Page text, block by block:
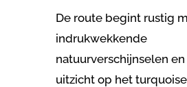
De route begint rustig
indrukwekkende
natuurverschijnselen
uitzicht op het